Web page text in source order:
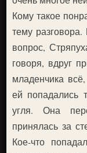
Кому такое
тему
вопрос,
говоря, вдруг
младенчика
ей попадались
угля. Она
принялась за
Кое-что